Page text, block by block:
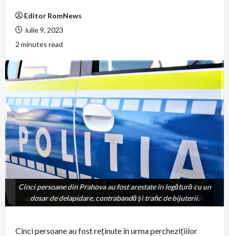
Editor RomNews
iulie 9, 2023
2 minutes read
Cinci persoane din Prahova au fost arestate în legătură cu
un dosar de delapidare, contrabandă și trafic de bijuterii.
Cinci persoane din Prahova au fost arestate în legătură cu un
dosar de delapidare, contrabandă și trafic de bijuterii.
Cinci persoane au fost reținute în urma perchezițiilor